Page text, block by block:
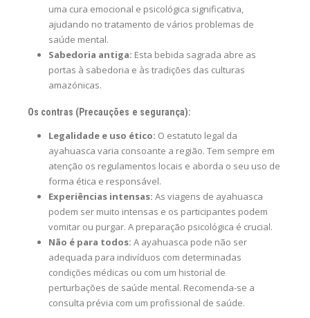
uma cura emocional e psicológica significativa,
ajudando no tratamento de vários problemas de
saúde mental.
Sabedoria antiga: Esta bebida sagrada abre as
portas à sabedoria e às tradições das culturas
amazónicas.
Os contras (Precauções e segurança):
Legalidade e uso ético: O estatuto legal da
ayahuasca varia consoante a região. Tem sempre em
atenção os regulamentos locais e aborda o seu uso de
forma ética e responsável.
Experiências intensas: As viagens de ayahuasca
podem ser muito intensas e os participantes podem
vomitar ou purgar. A preparação psicológica é crucial.
Não é para todos: A ayahuasca pode não ser
adequada para indivíduos com determinadas
condições médicas ou com um historial de
perturbações de saúde mental. Recomenda-se a
consulta prévia com um profissional de saúde.